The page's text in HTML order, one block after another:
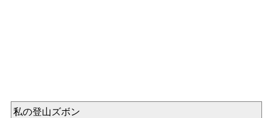
私の登山ズボン